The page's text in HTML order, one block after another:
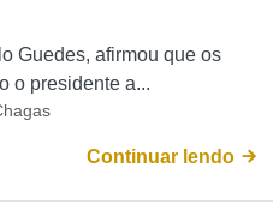
Guedes, afirmou que os
o presidente a...
Continuar lendo